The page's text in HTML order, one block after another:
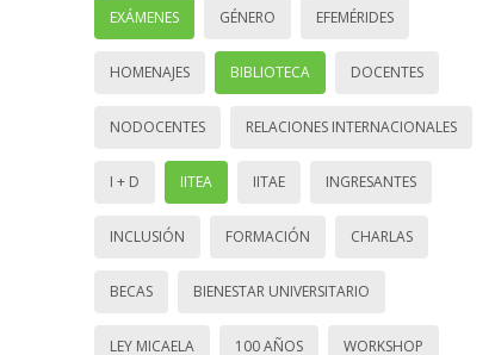
EXÁMENES GÉNERO EFEMÉRIDES
HOMENAJES BIBLIOTECA DOCENTES
NODOCENTES RELACIONES INTERNACIONALES
I + D IITEA IITAE INGRESANTES
INCLUSIÓN FORMACIÓN CHARLAS
BECAS BIENESTAR UNIVERSITARIO
LEY MICAELA 100 AÑOS WORKSHOP